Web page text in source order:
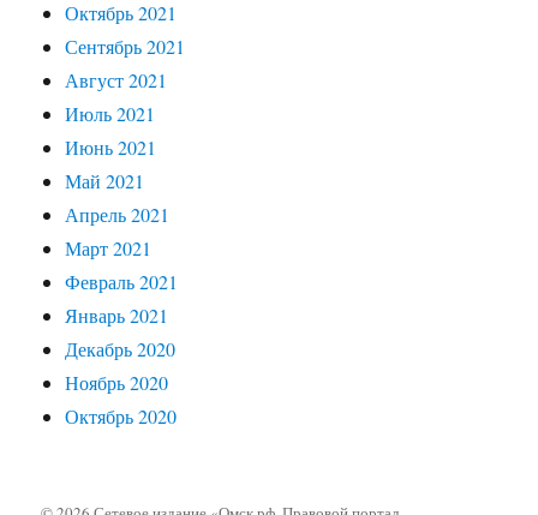
Октябрь 2021
Сентябрь 2021
Август 2021
Июль 2021
Июнь 2021
Май 2021
Апрель 2021
Март 2021
Февраль 2021
Январь 2021
Декабрь 2020
Ноябрь 2020
Октябрь 2020